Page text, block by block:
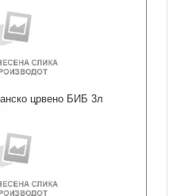
црвено БИБ 3л